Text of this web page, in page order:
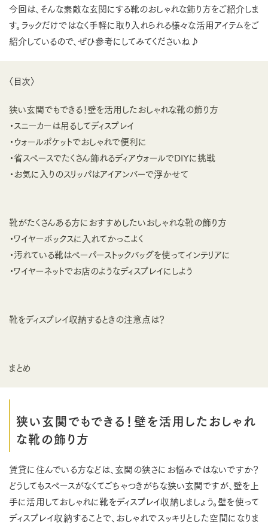
今回は、そんな素敵な玄関にする靴のおしゃれな飾り方をご紹介しま
す。ラックだけではなく手軽に取り入れられる様々な活用アイテムをご
紹介しているので、ぜひ参考にしてみてくださいね♪
〈目次〉
狭い玄関でもできる！壁を活用したおしゃれな靴の飾り方
・スニーカーは吊るしてディスプレイ
・ウォールポケットでおしゃれで便利に
・省スペースでたくさん飾れるディアウォールでDIYに挑戦
・お気に入りのスリッパはアイアンバーで浮かせて
靴がたくさんある方におすすめしたいおしゃれな靴の飾り方
・ワイヤーボックスに入れてかっこよく
・汚れている靴はペーパーストックバッグを使ってインテリアに
・ワイヤーネットでお店のようなディスプレイにしよう
靴をディスプレイ収納するときの注意点は？
まとめ
狭い玄関でもできる！壁を活用したおしゃれ
な靴の飾り方
賃貸に住んでいる方などは、玄関の狭さにお悩みではないですか？
どうしてもスペースがなくてごちゃつきがちな狭い玄関ですが、壁を上
手に活用しておしゃれに靴をディスプレイ収納しましょう。壁を使って
ディスプレイ収納することで、おしゃれでスッキリとした空間になりま